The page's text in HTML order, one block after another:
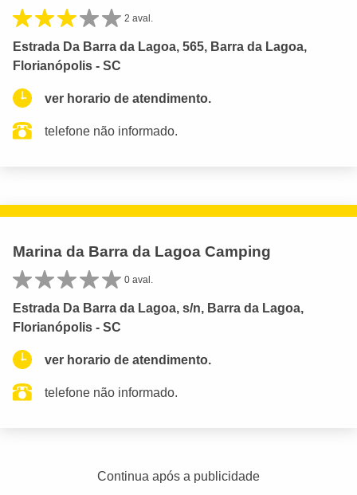
2 aval.
Estrada Da Barra da Lagoa, 565, Barra da Lagoa,
Florianópolis - SC
ver horario de atendimento.
telefone não informado.
Marina da Barra da Lagoa Camping
0 aval.
Estrada Da Barra da Lagoa, s/n, Barra da Lagoa,
Florianópolis - SC
ver horario de atendimento.
telefone não informado.
Continua após a publicidade